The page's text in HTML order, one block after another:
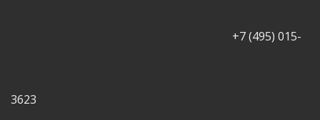
+7 (495) 015-
3623